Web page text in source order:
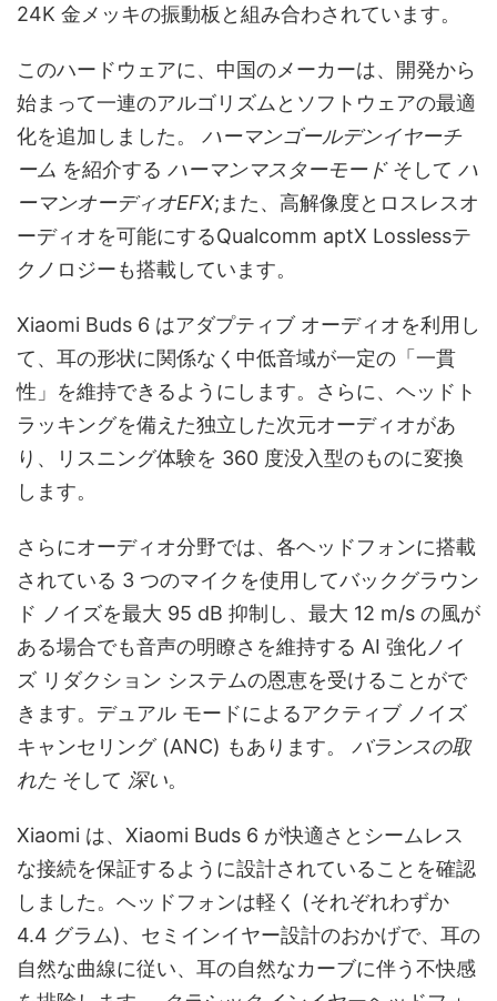
24K 金メッキの振動板と組み合わされています。
このハードウェアに、中国のメーカーは、開発から
始まって一連のアルゴリズムとソフトウェアの最適
化を追加しました。 ハーマンゴールデンイヤーチ
ーム を紹介する ハーマンマスターモードそして ハ
ーマンオーディオEFX;また、高解像度とロスレスオ
ーディオを可能にするQualcomm aptX Losslessテ
クノロジーも搭載しています。
Xiaomi Buds 6 はアダプティブ オーディオを利用し
て、耳の形状に関係なく中低音域が一定の「一貫
性」を維持できるようにします。さらに、ヘッドト
ラッキングを備えた独立した次元オーディオがあ
り、リスニング体験を 360 度没入型のものに変換
します。
さらにオーディオ分野では、各ヘッドフォンに搭載
されている 3 つのマイクを使用してバックグラウン
ド ノイズを最大 95 dB 抑制し、最大 12 m/s の風が
ある場合でも音声の明瞭さを維持する AI 強化ノイ
ズ リダクション システムの恩恵を受けることがで
きます。デュアル モードによるアクティブ ノイズ
キャンセリング (ANC) もあります。 バランスの取
れた そして 深い。
Xiaomi は、Xiaomi Buds 6 が快適さとシームレス
な接続を保証するように設計されていることを確認
しました。ヘッドフォンは軽く (それぞれわずか
4.4 グラム)、セミインイヤー設計のおかげで、耳の
自然な曲線に従い、耳の自然なカーブに伴う不快感